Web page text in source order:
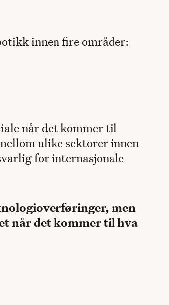
innen fire områder:
når det kommer til
ulike sektorer innen
for internasjonale
men
når det kommer til hva